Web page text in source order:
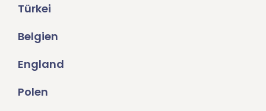
Türkei
Belgien
England
Polen